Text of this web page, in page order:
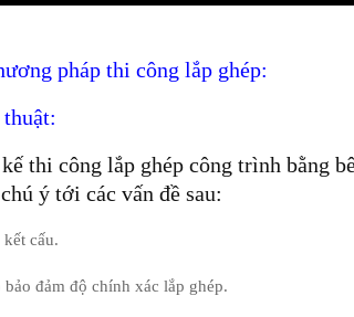
pháp thi công lắp ghép:
thi công lắp ghép công trình bằng
ý tới các vấn đề sau:
cấu.
đảm độ chính xác lắp ghép.